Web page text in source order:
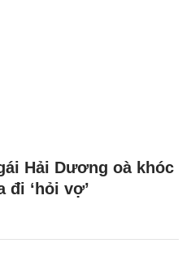
Hải Dương oà khóc
‘hỏi vợ’